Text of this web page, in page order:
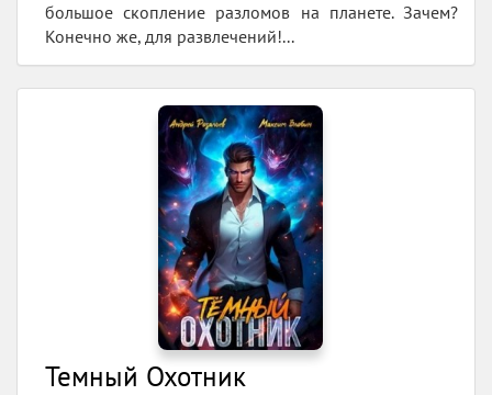
большое скопление разломов на планете. Зачем?
Конечно же, для развлечений!...
Темный Охотник